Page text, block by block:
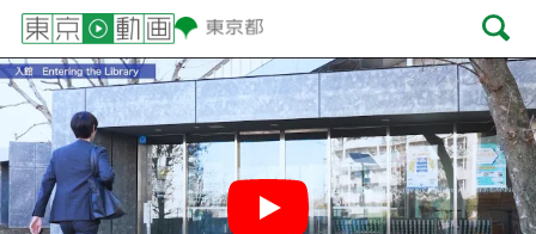
Play